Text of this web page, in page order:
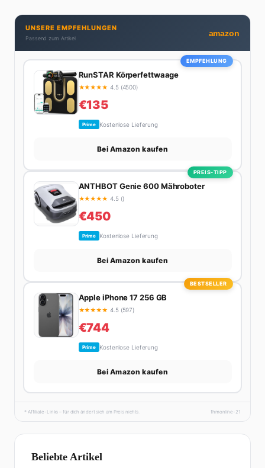
Privatleben unter einen Hut bekommt. Privat ist sie
bekennende Kaffee-Süchtige (3+ Tassen am Tag,
Minimum), Podcast-Hörerin und verbringt ihre
Wochenenden am liebsten in der Natur oder auf dem
UNSERE EMPFEHLUNGEN
Passend zum Artikel
amazon
EMPFEHLUNG
RunSTAR Körperfettwaage
★★★★★ 4.5 (4500)
€135
Prime Kostenlose Lieferung
Bei Amazon kaufen
PREIS-TIPP
ANTHBOT Genie 600 Mähroboter
★★★★★ 4.5 ()
€450
Prime Kostenlose Lieferung
Bei Amazon kaufen
BESTSELLER
Apple iPhone 17 256 GB
★★★★★ 4.5 (597)
€744
Prime Kostenlose Lieferung
Bei Amazon kaufen
* Affiliate-Links – für dich ändert sich am Preis nichts. fhmonline-21
Beliebte Artikel